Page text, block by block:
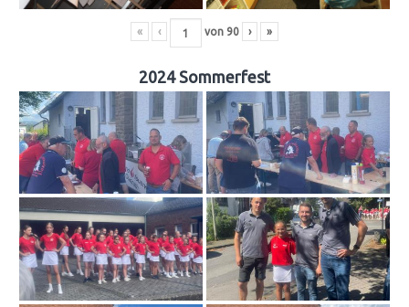
« ‹ von 90 › »
2024 Sommerfest